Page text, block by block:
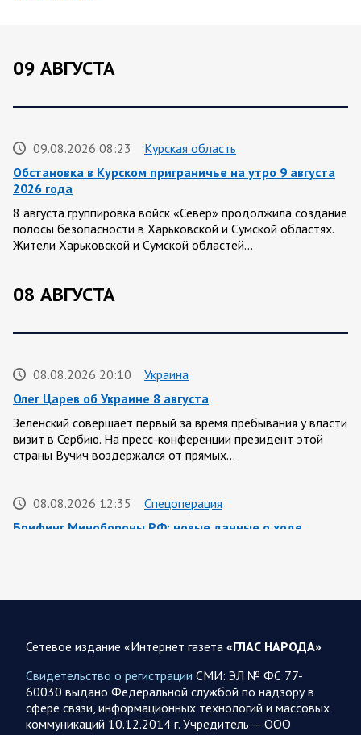
09 АВГУСТА
09.08.2026 08:23
Курская область
Обстановка в Курском приграничье на утро 9 августа
2026 года
8 августа группировка войск «Север» продолжила создание
полосы безопасности в Харьковской и Сумской областях.
Жители Харьковской и Сумской областей…
08 АВГУСТА
08.08.2026 20:10
Украина
Олег Царев об Украине 8 августа
Зеленский совершает первый за время пребывания у власти
визит в Сербию. На пресс-конференции президент этой
страны Вучич воздержался от прямых…
08.08.2026 12:35
Спецоперация
Брифинг Минобороны РФ: новые данные о ходе
представители группировок «Север», «Запад», «Центр»,
Сводка военных действий от Минобороны РФ 8
августа. Коротко
Группировка войск «Север» взяла под контроль населенный
Сетевое издание «Интернет газета «ГЛАС НАРОДА»
Свидетельство о регистрации СМИ: ЭЛ № ФС 77-
60030 выдано Федеральной службой по надзору в
сфере связи, информационных технологий и массовых
коммуникаций 10.12.2014 г. Учредитель — ООО